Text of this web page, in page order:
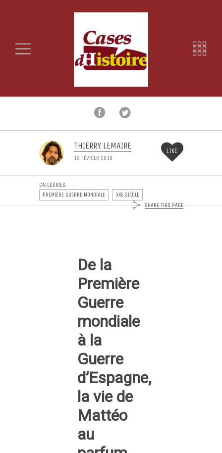
THIERRY LEMAIRE
13 FÉVRIER 2019
LIKE
CATEGORIES:
PREMIÈRE GUERRE MONDIALE
XXE SIÈCLE
SHARE THIS PAGE
De la
Première
Guerre
mondiale
à la
Guerre
d’Espagne,
la vie de
Mattéo
au